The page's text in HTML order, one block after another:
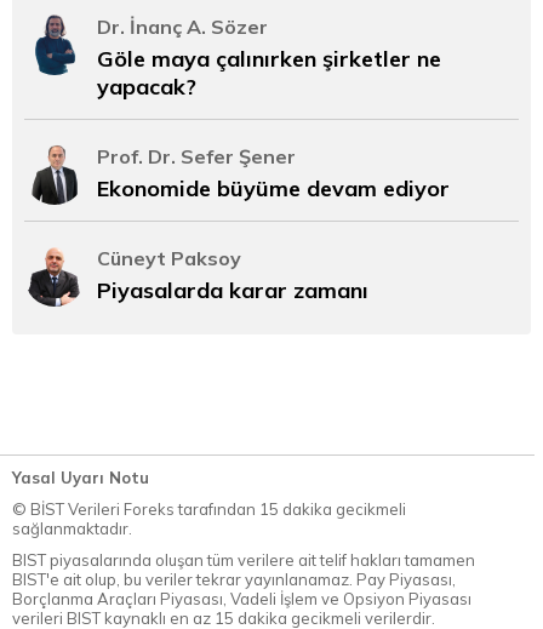
Dr. İnanç A. Sözer
Göle maya çalınırken şirketler ne
yapacak?
Prof. Dr. Sefer Şener
Ekonomide büyüme devam ediyor
Cüneyt Paksoy
Piyasalarda karar zamanı
Yasal Uyarı Notu
© BİST Verileri Foreks tarafından 15 dakika gecikmeli
sağlanmaktadır.
BIST piyasalarında oluşan tüm verilere ait telif hakları tamamen
BIST'e ait olup, bu veriler tekrar yayınlanamaz. Pay Piyasası,
Borçlanma Araçları Piyasası, Vadeli İşlem ve Opsiyon Piyasası
verileri BIST kaynaklı en az 15 dakika gecikmeli verilerdir.